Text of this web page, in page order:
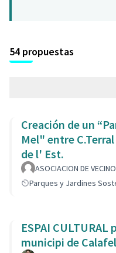
54 propuestas
Creación de un
Mel" entre
de l' Est.
ASOCIACION DE
Parques y Jardines
ESPAI
municipi de